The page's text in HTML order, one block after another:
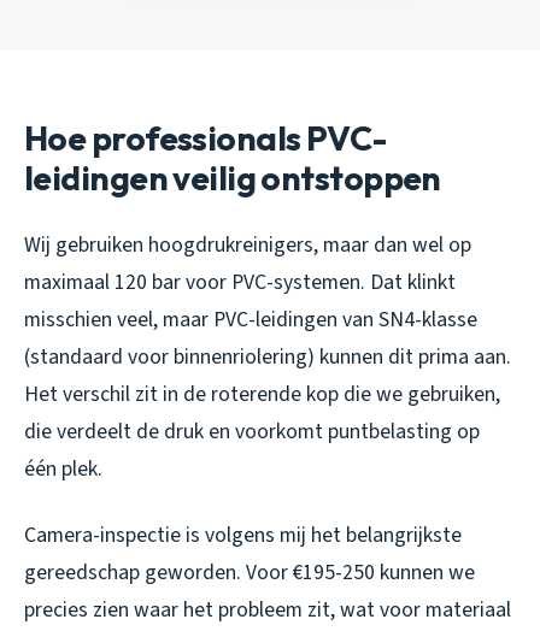
Hoe professionals PVC-
leidingen veilig ontstoppen
Wij gebruiken hoogdrukreinigers, maar dan wel op
maximaal 120 bar voor PVC-systemen. Dat klinkt
misschien veel, maar PVC-leidingen van SN4-klasse
(standaard voor binnenriolering) kunnen dit prima aan.
Het verschil zit in de roterende kop die we gebruiken,
die verdeelt de druk en voorkomt puntbelasting op
één plek.
Camera-inspectie is volgens mij het belangrijkste
gereedschap geworden. Voor €195-250 kunnen we
precies zien waar het probleem zit, wat voor materiaal